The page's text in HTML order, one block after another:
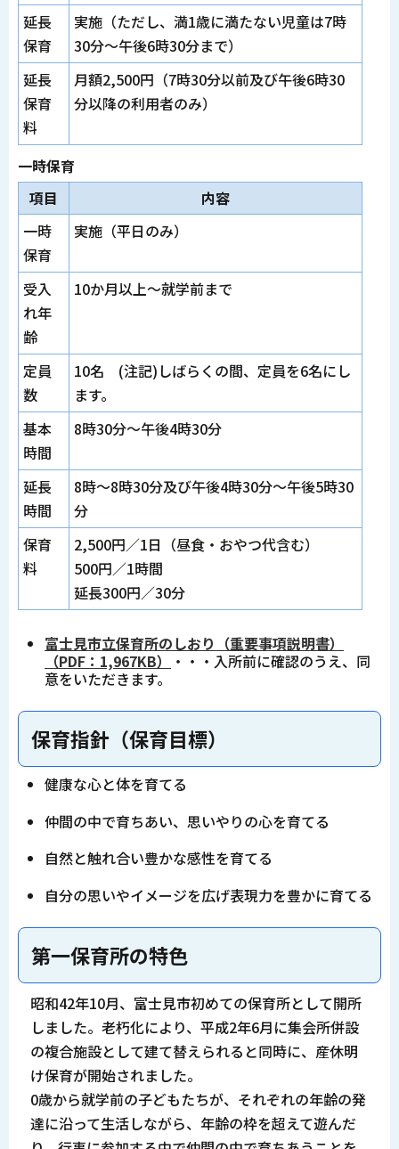
延長
保育
実施（ただし、満1歳に満たない児童は7時
30分～午後6時30分まで）
延長
保育
料
月額2,500円（7時30分以前及び午後6時30
分以降の利用者のみ）
一時保育
項目
内容
一時
保育
実施（平日のみ）
受入
れ年
齢
10か月以上～就学前まで
定員
数
10名 (注記)しばらくの間、定員を6名にし
ます。
基本
時間
8時30分～午後4時30分
延長
時間
8時～8時30分及び午後4時30分～午後5時30
分
保育
料
2,500円／1日（昼食・おやつ代含む）
500円／1時間
延長300円／30分
富士見市立保育所のしおり（重要事項説明書）
（PDF：1,967KB）
・・・入所前に確認のうえ、同
意をいただきます。
保育指針（保育目標）
健康な心と体を育てる
仲間の中で育ちあい、思いやりの心を育てる
自然と触れ合い豊かな感性を育てる
自分の思いやイメージを広げ表現力を豊かに育てる
第一保育所の特色
昭和42年10月、富士見市初めての保育所として開所
しました。老朽化により、平成2年6月に集会所併設
の複合施設として建て替えられると同時に、産休明
け保育が開始されました。
0歳から就学前の子どもたちが、それぞれの年齢の発
達に沿って生活しながら、年齢の枠を超えて遊んだ